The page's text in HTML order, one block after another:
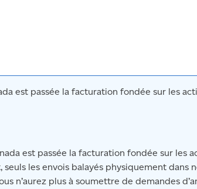
est passée la facturation fondée sur les
est passée la facturation fondée sur les
seuls les envois balayés physiquement dans
n’aurez plus à soumettre de demandes